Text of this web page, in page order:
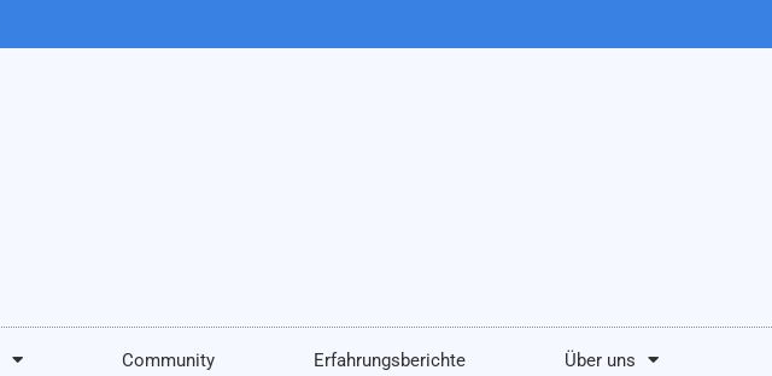
Community Erfahrungsberichte Über uns